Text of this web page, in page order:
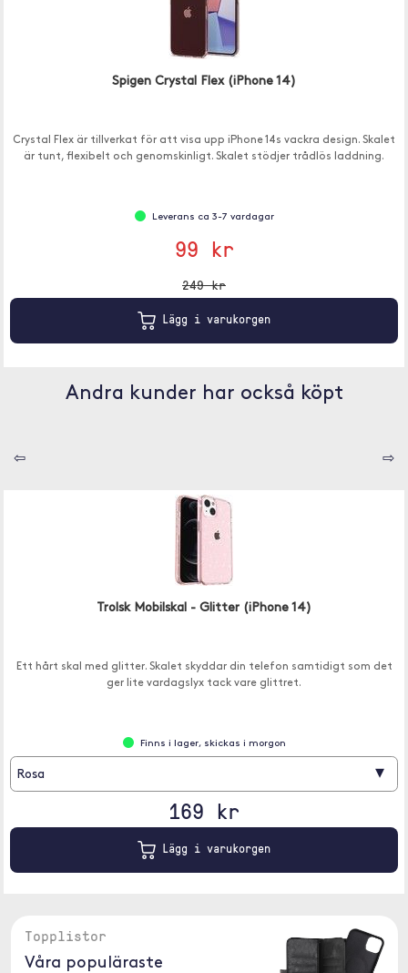
Spigen Crystal Flex (iPhone 14)
Crystal Flex är tillverkat för att visa upp iPhone 14s vackra design. Skalet
är tunt, flexibelt och genomskinligt. Skalet stödjer trådlös laddning.
Leverans ca 3-7 vardagar
99 kr
249 kr
Lägg i varukorgen
Andra kunder har också köpt
⇦ ⇨
Trolsk Mobilskal - Glitter (iPhone 14)
Ett hårt skal med glitter. Skalet skyddar din telefon samtidigt som det
ger lite vardagslyx tack vare glittret.
Finns i lager, skickas i morgon
Rosa ▾
169 kr
Lägg i varukorgen
Topplistor
Våra populäraste